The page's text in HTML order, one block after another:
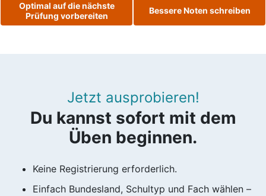
Optimal auf die nächste
Prüfung vorbereiten
Bessere Noten schreiben
Jetzt ausprobieren!
Du kannst sofort mit dem
Üben beginnen.
Keine Registrierung erforderlich.
Einfach Bundesland, Schultyp und Fach wählen –